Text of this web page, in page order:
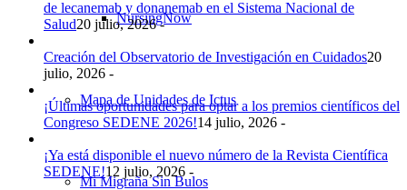
NursingNow
Mapa de Unidades de Ictus
Mi Migraña Sin Bulos
de lecanemab y donanemab en el Sistema Nacional de
Salud20 julio, 2026 -
Creación del Observatorio de Investigación en Cuidados20
julio, 2026 -
¡Últimas oportunidades para optar a los premios científicos del
Congreso SEDENE 2026!14 julio, 2026 -
¡Ya está disponible el nuevo número de la Revista Científica
SEDENE!12 julio, 2026 -